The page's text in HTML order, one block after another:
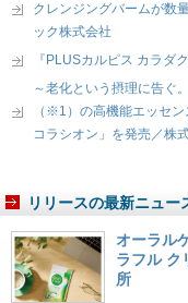
クレンジングバームが数
ック株式会社
『PLUSカルピス カラダ
～老化という摂理に告
（※1）の高機能エッセ
コラシオン」を発売／株
リリースの最新ニュー
オーラル
ラフル ク
所